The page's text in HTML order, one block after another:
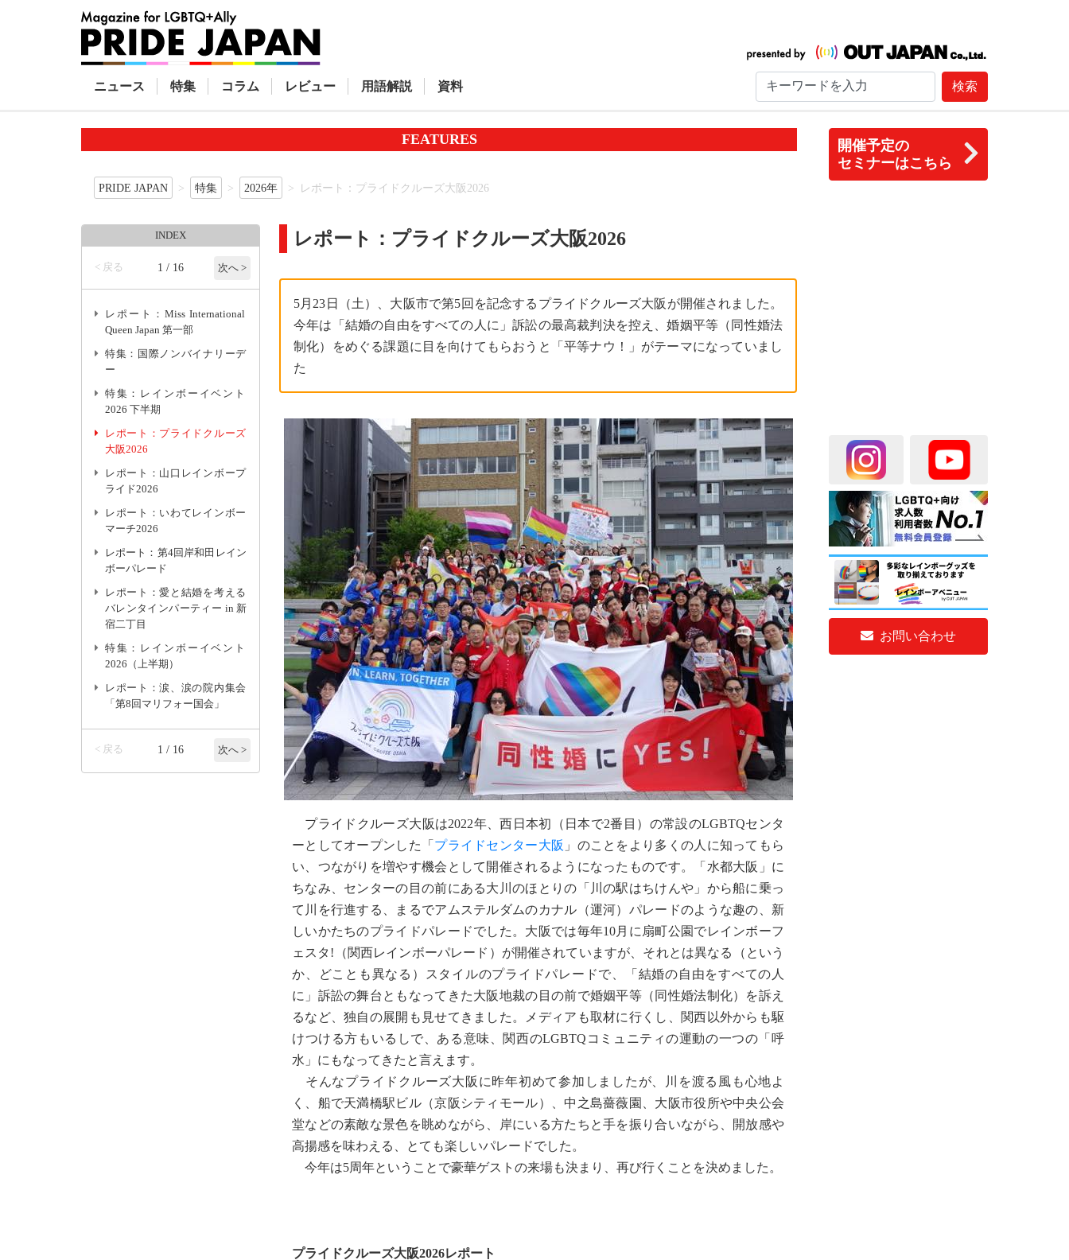
ニュース 特集 コラム レビュー 用語解説 資料 検索
開催予定の
セミナーはこちら
お問い合わせ
FEATURES
PRIDE JAPAN 特集 2026年 レポート：プライドクルーズ大阪2026
レポート：プライドクルーズ大阪2026
5月23日（土）、大阪市で第5回を記念するプライドクルーズ大阪が開催されました。
今年は「結婚の自由をすべての人に」訴訟の最高裁判決を控え、婚姻平等（同性婚法
制化）をめぐる課題に目を向けてもらおうと「平等ナウ！」がテーマになっていまし
た
プライドクルーズ大阪は2022年、西日本初（日本で2番目）の常設のLGBTQセンタ
ーとしてオープンした「 プライドセンター大阪 」のことをより多くの人に知ってもら
い、つながりを増やす機会として開催されるようになったものです。「水都大阪」に
ちなみ、センターの目の前にある大川のほとりの「川の駅はちけんや」から船に乗っ
て川を行進する、まるでアムステルダムのカナル（運河）パレードのような趣の、新
しいかたちのプライドパレードでした。大阪では毎年10月に扇町公園でレインボーフ
ェスタ!（関西レインボーパレード）が開催されていますが、それとは異なる（という
か、どことも異なる）スタイルのプライドパレードで、「結婚の自由をすべての人
に」訴訟の舞台ともなってきた大阪地裁の目の前で婚姻平等（同性婚法制化）を訴え
るなど、独自の展開も見せてきました。メディアも取材に行くし、関西以外からも駆
けつける方もいるしで、ある意味、関西のLGBTQコミュニティの運動の一つの「呼
水」にもなってきたと言えます。
そんなプライドクルーズ大阪に昨年初めて参加しましたが、川を渡る風も心地よ
く、船で天満橋駅ビル（京阪シティモール）、中之島薔薇園、大阪市役所や中央公会
堂などの素敵な景色を眺めながら、岸にいる方たちと手を振り合いながら、開放感や
高揚感を味わえる、とても楽しいパレードでした。
今年は5周年ということで豪華ゲストの来場も決まり、再び行くことを決めました。
プライドクルーズ大阪2026レポート
INDEX
< 戻る 1 / 16 次へ >
レポート：Miss International
Queen Japan 第一部
特集：国際ノンバイナリーデ
ー
特集：レインボーイベント
2026 下半期
レポート：プライドクルーズ
大阪2026
レポート：山口レインボープ
ライド2026
レポート：いわてレインボー
マーチ2026
レポート：第4回岸和田レイン
ボーパレード
レポート：愛と結婚を考える
バレンタインパーティー in 新
宿二丁目
特集：レインボーイベント
2026（上半期）
レポート：涙、涙の院内集会
「第8回マリフォー国会」
< 戻る 1 / 16 次へ >